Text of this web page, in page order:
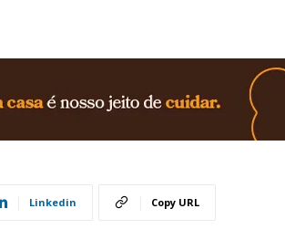
Linkedin Copy URL